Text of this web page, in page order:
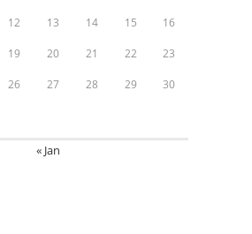
12 13 14 15 16
19 20 21 22 23
26 27 28 29 30
« Jan